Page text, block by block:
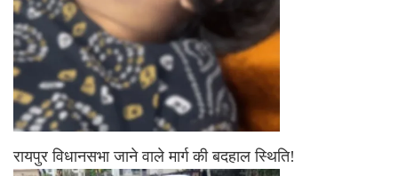
रायपुर विधानसभा जाने वाले मार्ग की बदहाल स्थिति!